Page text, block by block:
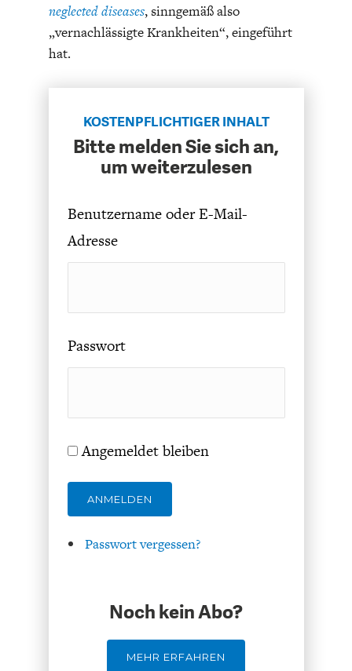
UNGLEICHHEIT UND
FACHKRÄFTEMANGEL
EUROPA
FINANZMÄRKTE
neglected diseases, sinngemäß also
„vernachlässigte Krankheiten“, eingeführt
hat.
KOSTENPFLICHTIGER INHALT
Bitte melden Sie sich an,
um weiterzulesen
Benutzername oder E-Mail-
Adresse
Passwort
Angemeldet bleiben
ANMELDEN
Passwort vergessen?
Noch kein Abo?
MEHR ERFAHREN